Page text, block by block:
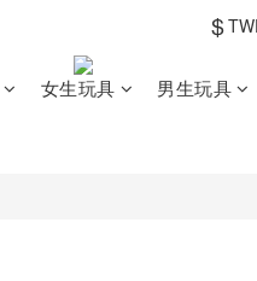
$
女生玩具 男生玩具